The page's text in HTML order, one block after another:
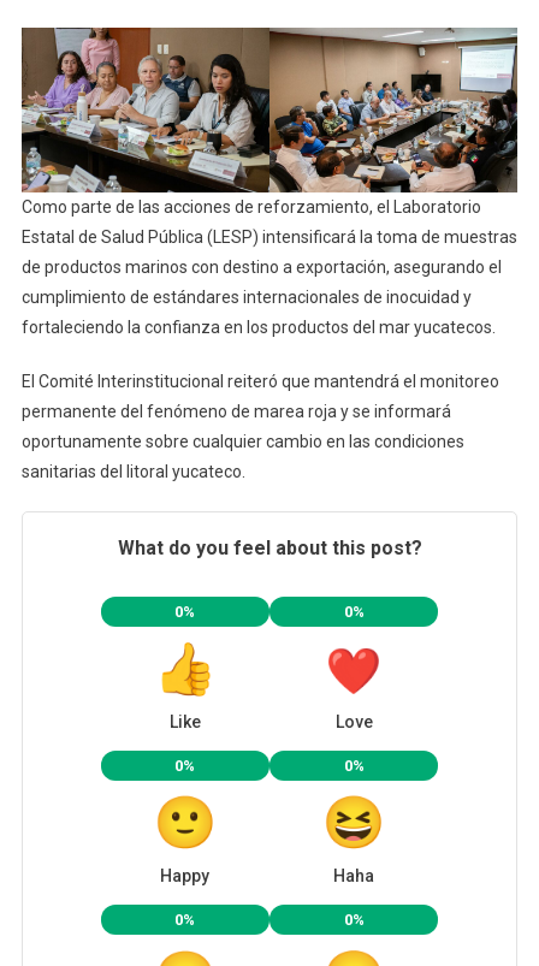
Como parte de las acciones de reforzamiento, el Laboratorio
Estatal de Salud Pública (LESP) intensificará la toma de muestras
de productos marinos con destino a exportación, asegurando el
cumplimiento de estándares internacionales de inocuidad y
fortaleciendo la confianza en los productos del mar yucatecos.
El Comité Interinstitucional reiteró que mantendrá el monitoreo
permanente del fenómeno de marea roja y se informará
oportunamente sobre cualquier cambio en las condiciones
sanitarias del litoral yucateco.
What do you feel about this post?
0%
Like
0%
Love
0%
Happy
0%
Haha
0% 0%